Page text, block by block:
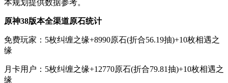
本规划提供数据参考。
原神38版本全渠道原石统计
免费玩家：5枚纠缠之缘+8990原石(折合56.19抽)+10枚相遇之
缘
月卡用户：5枚纠缠之缘+12770原石(折合79.81抽)+10枚相遇之
缘